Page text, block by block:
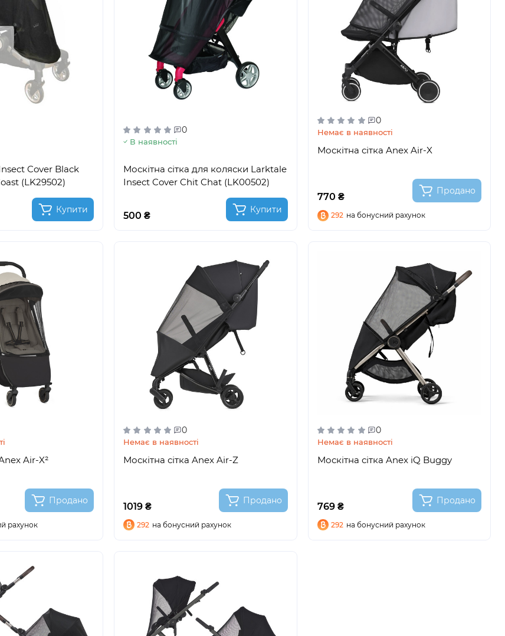
Cover Black
(LK29502)
Купити
0
В наявності
Москітна сітка для коляски Larktale
Insect Cover Chit Chat (LK00502)
500 ₴
Купити
0
Немає в наявності
Москітна сітка Anex Air-X
770 ₴
Продано
292 на бонусний рахунок
Air-X²
Продано
рахунок
0
Немає в наявності
Москітна сітка Anex Air-Z
1019 ₴
Продано
292 на бонусний рахунок
0
Немає в наявності
Москітна сітка Anex iQ Buggy
769 ₴
Продано
292 на бонусний рахунок